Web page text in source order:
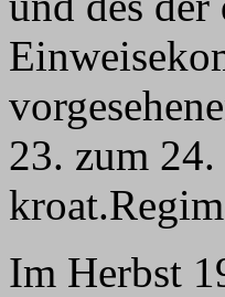
23. zum
Im Herbst